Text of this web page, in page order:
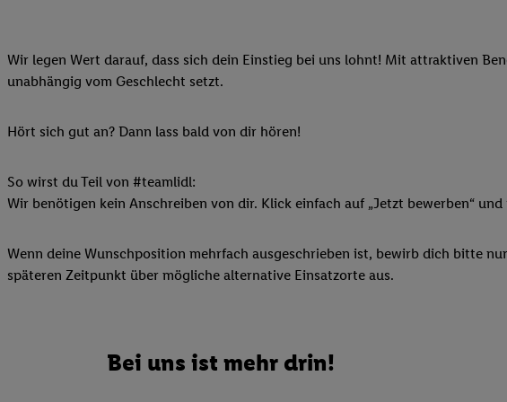
Wir legen Wert darauf, dass sich dein Einstieg bei uns lohnt! Mit attraktiven
unabhängig vom Geschlecht setzt.
Hört sich gut an? Dann lass bald von dir hören!
So wirst du Teil von #teamlidl:
Wir benötigen kein Anschreiben von dir. Klick einfach auf „Jetzt bewerben“
Wenn deine Wunschposition mehrfach ausgeschrieben ist, bewirb dich bitte
späteren Zeitpunkt über mögliche alternative Einsatzorte aus.
Bei uns ist mehr drin!
Zudem erlauben Sie uns, der Utiq SA/
Adresse und einer Kundenkonto-
können Ihre Einwilligung speziell zur
(„consenthub“)oder über „Anpassen“/
Marketing“ am unteren Ende dieser
sämtlicher genannten Partner zu.